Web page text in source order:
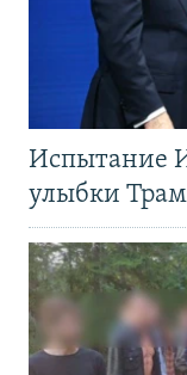
Испытание
улыбки